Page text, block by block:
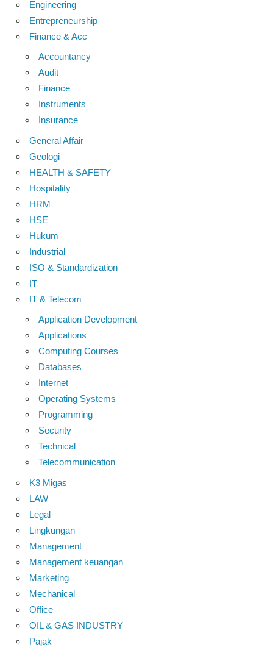
Engineering
Entrepreneurship
Finance & Acc
Accountancy
Audit
Finance
Instruments
Insurance
General Affair
Geologi
HEALTH & SAFETY
Hospitality
HRM
HSE
Hukum
Industrial
ISO & Standardization
IT
IT & Telecom
Application Development
Applications
Computing Courses
Databases
Internet
Operating Systems
Programming
Security
Technical
Telecommunication
K3 Migas
LAW
Legal
Lingkungan
Management
Management keuangan
Marketing
Mechanical
Office
OIL & GAS INDUSTRY
Pajak